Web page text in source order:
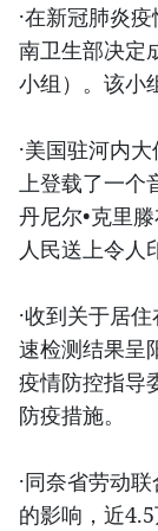
·在新冠肺炎
南卫生部决定
小组）。该小
·美国驻河内
上登载了一
丹尼尔•克里
人民送上令人
·收到关于居
速检测结果呈
疫情防控指导
防疫措施。
·同奈省劳动
的影响，近